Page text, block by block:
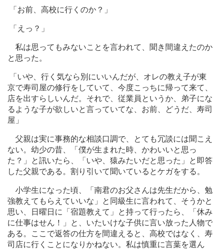
「お前、高校に行くのか？」
「えっ？」
私は思ってもみないことを言われて、聞き間違えたのか
と思った。
「いや、行く気なら別にいいんだが、オレの教え子が東
京で寿司屋の修行をしていて、今度こっちに帰って来て、
店を出すらしいんだ。それで、従業員というか、弟子にな
るような子が欲しいと言っていてな、お前、どうだ、寿司
屋」
父親は実に事務的な相談口調で、とても冗談には聞こえ
ない。幼少の昔、「僕が生まれた時、かわいいと思っ
た？」と訊いたら、「いや、猿みたいだと思った」と即答
した父親である。割り引いて聞いているとケガをする。
小学生になった頃、「南君のお父さんは先生だから、勉
強教えてもらえていいな」と同級生に言われて、そうかと
思い、日曜日に「宿題教えて」と持って行ったら、「休み
に仕事はせん！」と、いたいけな子供に言い放った人物で
ある。ここで返答の仕方を間違えると、高校ではなく、寿
司店に行くことになりかねない。私は慎重に言葉を選ん